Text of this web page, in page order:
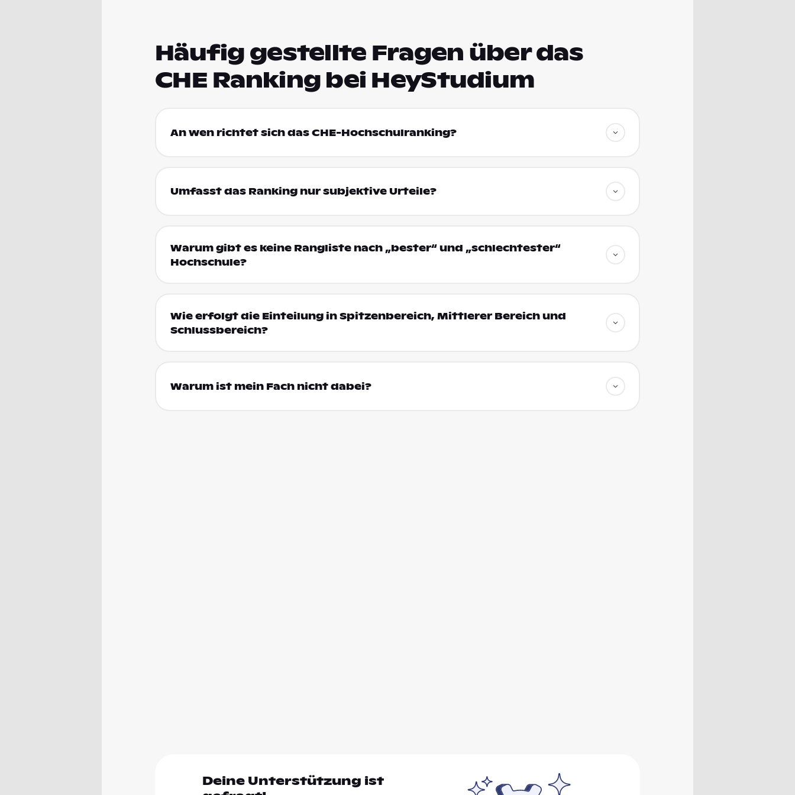
Häufig gestellte Fragen über das
CHE Ranking bei HeyStudium
An wen richtet sich das CHE-Hochschulranking?
Umfasst das Ranking nur subjektive Urteile?
Warum gibt es keine Rangliste nach „bester“ und „schlechtester“
Hochschule?
Wie erfolgt die Einteilung in Spitzenbereich, Mittlerer Bereich und
Schlussbereich?
Warum ist mein Fach nicht dabei?
Deine Unterstützung ist